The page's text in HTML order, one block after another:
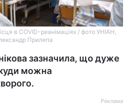
в COVID-реанімаціях / фото УНІАН,
Прилепа
зазначила, що дуже
можна
Реклама